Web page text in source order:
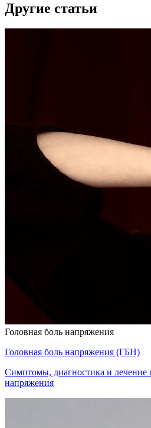
Другие статьи
Головная боль напряжения
Головная боль напряжения (ГБН)
Симптомы, диагностика и лечение
напряжения